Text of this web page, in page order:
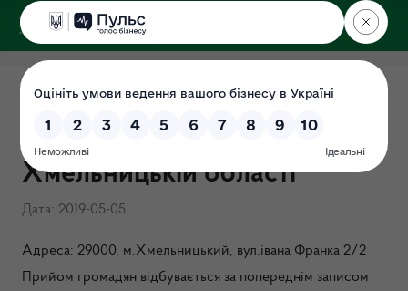
ДЕРЖЕКОІНСПЕКЦІЯ
у Хмельницькій області
Графік прийому громадян
керівництвом ДЕІ у
Хмельницькій області
Дата: 2019-05-05
Адреса: 29000, м.Хмельницький, вул.івана Франка 2/2
Прийом громадян відбувається за попереднім записом